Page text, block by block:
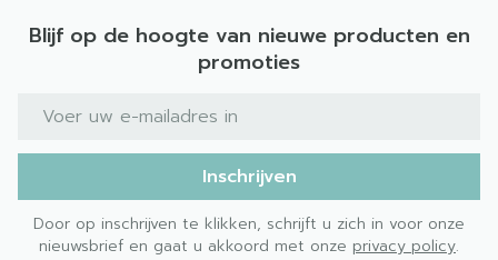
Blijf op de hoogte van nieuwe producten en
promoties
E-mail adres
Inschrijven
Door op inschrijven te klikken, schrijft u zich in voor onze
nieuwsbrief en gaat u akkoord met onze privacy policy.